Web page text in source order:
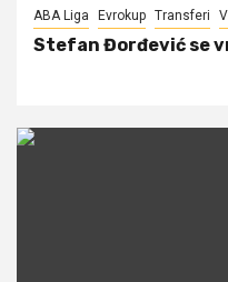
ABA Liga Evrokup Transferi
Stefan Đorđević se